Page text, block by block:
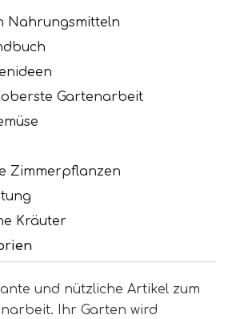
und nützliche Artikel zum
Ihr Garten wird
Nahrungsmitteln
oberste Gartenarbeit
Zimmerpflanzen
Kräuter